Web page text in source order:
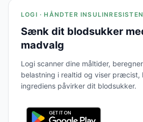
LOGI · HÅNDTER
Sænk dit blodsukker
madvalg
Logi scanner dine måltider,
belastning i realtid og viser præcist,
ingrediens påvirker dit blodsukker.